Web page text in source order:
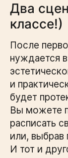
Два
классе!)
После
нуждается
и
будет
Вы можете
расписать
или, выбрав
И тот и